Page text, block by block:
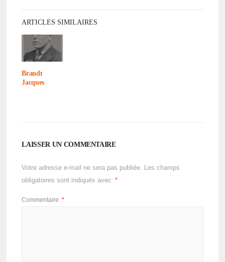
ARTICLES SIMILAIRES
Brandt
Jacques
LAISSER UN COMMENTAIRE
Votre adresse e-mail ne sera pas publiée. Les champs
obligatoires sont indiqués avec
*
Commentaire *